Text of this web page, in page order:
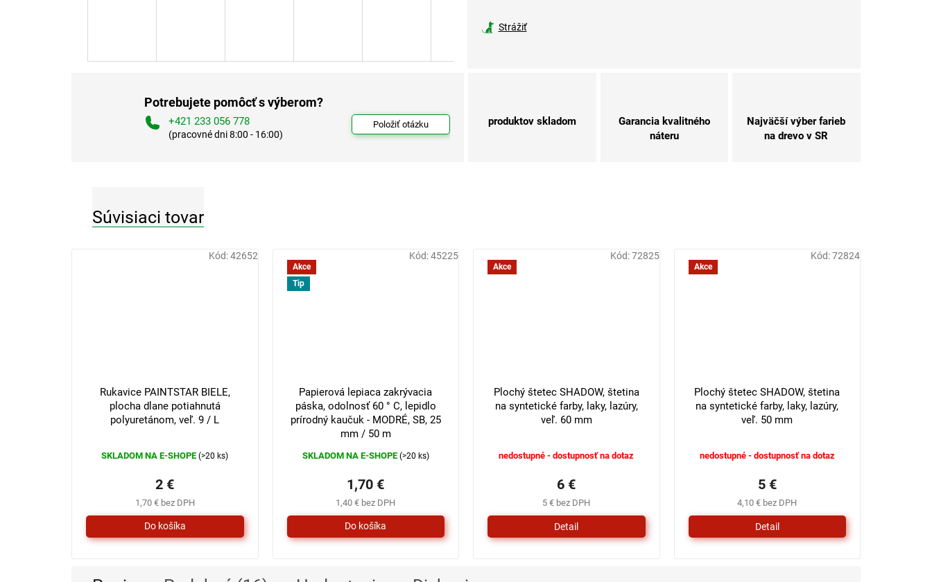
Strážiť
Potrebujete pomôcť s výberom?
+421 233 056 778
(pracovné dni 8:00 - 16:00)
Položiť otázku produktov skladom
Garancia kvalitného
náteru
Najväčší výber farieb
na drevo v SR
Súvisiaci tovar
Rukavice PAINTSTAR BIELE,
plocha dlane potiahnutá
polyuretánom, veľ. 9 / L
SKLADOM NA E-SHOPE(>20 ks)
1,70 € bez DPH
2 €
Kód:42652
Akce
Tip
Papierová lepiaca zakrývacia
páska, odolnosť 60 ° C, lepidlo
prírodný kaučuk - MODRÉ, SB, 25
mm / 50 m
SKLADOM NA E-SHOPE (>20 ks)
1,40 € bez DPH
1,70 €
Kód:45225
Akce
Plochý štetec SHADOW, štetina
na syntetické farby, laky, lazúry,
veľ. 60 mm
nedostupné - dostupnosť na dotaz
5 € bez DPH
6 €
Detail
Kód:72825
Akce
Plochý štetec SHADOW, štetina
na syntetické farby, laky, lazúry,
veľ. 50 mm
nedostupné - dostupnosť na dotaz
4,10 € bez DPH
5 €
Detail
Kód:72824